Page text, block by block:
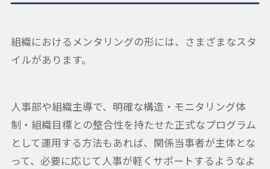
組織におけるメンタリングの形には、さまざまなスタ
イルがあります。
人事部や組織主導で、明確な構造・モニタリング体
制・組織目標との整合性を持たせた正式なプログラム
として運用する方法もあれば、関係当事者が主体とな
って、必要に応じて人事が軽くサポートするようなよ